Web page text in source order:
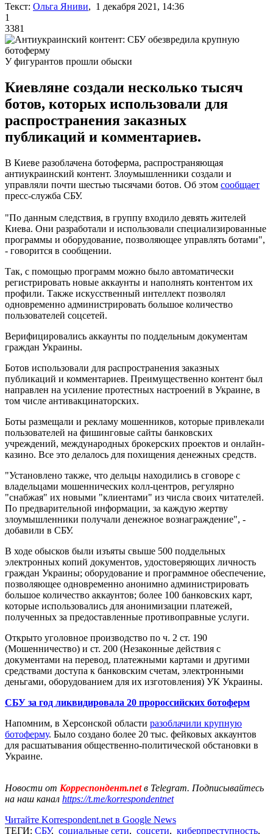
Текст: Ольга Яниви, 1 декабря 2021, 14:36
1
3381
У фигурантов прошли обыски
Киевляне создали несколько тысяч
ботов, которых использовали для
распространения заказных
публикаций и комментариев.
В Киеве разоблачена ботоферма, распространяющая
антиукраинский контент. Злоумышленники создали и
управляли почти шестью тысячами ботов. Об этом сообщает
пресс-служба СБУ.
"По данным следствия, в группу входило девять жителей
Киева. Они разработали и использовали специализированные
программы и оборудование, позволяющее управлять ботами",
- говорится в сообщении.
Так, с помощью программ можно было автоматически
регистрировать новые аккаунты и наполнять контентом их
профили. Также искусственный интеллект позволял
одновременно администрировать большое количество
пользователей соцсетей.
Верифицировались аккаунты по поддельным документам
граждан Украины.
Ботов использовали для распространения заказных
публикаций и комментариев. Преимущественно контент был
направлен на усиление протестных настроений в Украине, в
том числе антивакцинаторских.
Боты размещали и рекламу мошенников, которые привлекали
пользователей на фишинговые сайты банковских
учреждений, международных брокерских проектов и онлайн-
казино. Все это делалось для похищения денежных средств.
"Установлено также, что дельцы находились в сговоре с
владельцами мошеннических колл-центров, регулярно
"снабжая" их новыми "клиентами" из числа своих читателей.
По предварительной информации, за каждую жертву
злоумышленники получали денежное вознаграждение", -
добавили в СБУ.
В ходе обысков были изъяты свыше 500 поддельных
электронных копий документов, удостоверяющих личность
граждан Украины; оборудование и программное обеспечение,
позволяющее одновременно анонимно администрировать
большое количество аккаунтов; более 100 банковских карт,
которые использовались для анонимизации платежей,
полученных за предоставленные противоправные услуги.
Открыто уголовное производство по ч. 2 ст. 190
(Мошенничество) и ст. 200 (Незаконные действия с
документами на перевод, платежными картами и другими
средствами доступа к банковским счетам, электронными
деньгами, оборудованием для их изготовления) УК Украины.
СБУ за год ликвидировала 20 пророссийских ботоферм
Напомним, в Херсонской области разоблачили крупную
ботоферму. Было создано более 20 тыс. фейковых аккаунтов
для расшатывания общественно-политической обстановки в
Украине.
Новости от Корреспондент.netв Telegram. Подписывайтесь
на наш канал https://t.me/korrespondentnet
Читайте Korrespondent.net в Google News
ТЕГИ: СБУ, социальные сети, соцсети, киберпреступность,